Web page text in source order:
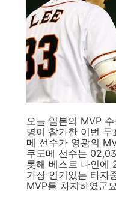
오늘 일본의 MVP
명이 참가한 이번
메 선수가 영광의
쿠도메 선수는
롯해 베스트 나인에
가장 인기있는 타자
MVP를 차지하였군